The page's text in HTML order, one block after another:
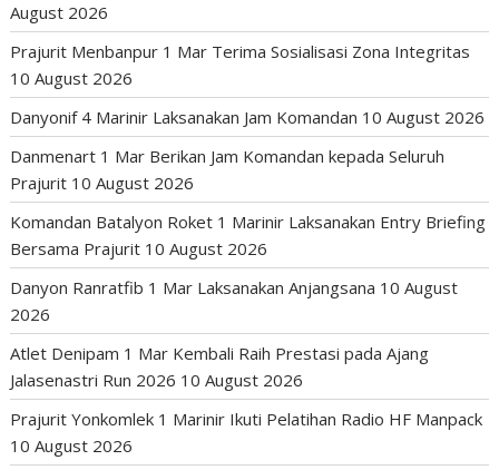
August 2026
Prajurit Menbanpur 1 Mar Terima Sosialisasi Zona Integritas
10 August 2026
Danyonif 4 Marinir Laksanakan Jam Komandan 10 August 2026
Danmenart 1 Mar Berikan Jam Komandan kepada Seluruh
Prajurit 10 August 2026
Komandan Batalyon Roket 1 Marinir Laksanakan Entry Briefing
Bersama Prajurit 10 August 2026
Danyon Ranratfib 1 Mar Laksanakan Anjangsana 10 August
2026
Atlet Denipam 1 Mar Kembali Raih Prestasi pada Ajang
Jalasenastri Run 2026 10 August 2026
Prajurit Yonkomlek 1 Marinir Ikuti Pelatihan Radio HF Manpack
10 August 2026